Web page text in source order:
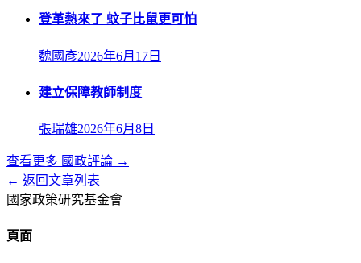
登革熱來了 蚊子比鼠更可怕
魏國彥2026年6月17日
建立保障教師制度
張瑞雄2026年6月8日
查看更多 國政評論 →
← 返回文章列表
國家政策研究基金會
頁面